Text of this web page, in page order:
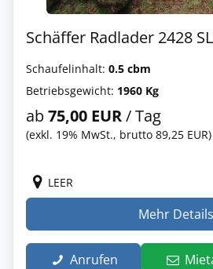
Schäffer Radlader 2428
Schaufelinhalt: 0.5 cbm
Betriebsgewicht: 1960 Kg
ab75,00 EUR/ Tag
(exkl. 19% MwSt., brutto 89,25 EUR)
LEER
Mehr Details
Anrufen